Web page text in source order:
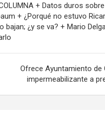
+ Datos duros
+ ¿Porqué no estuvo
bajan; ¿y se va? + Mario
Ofrece Ayuntamiento de
impermeabilizante a